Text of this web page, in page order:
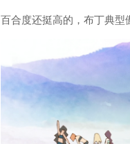
百合度还挺高的，布丁典型